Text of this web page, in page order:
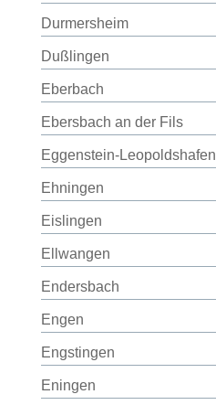
Durmersheim
Dußlingen
Eberbach
Ebersbach an der Fils
Eggenstein-Leopoldshafen
Ehningen
Eislingen
Ellwangen
Endersbach
Engen
Engstingen
Eningen